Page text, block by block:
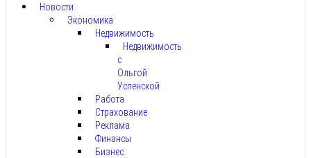
Новости
Экономика
Недвижимость
Недвижимость
с
Ольгой
Успенской
Работа
Страхование
Реклама
Финансы
Бизнес